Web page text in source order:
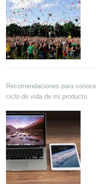
Recomendaciones para
ciclo de vida de mi producto